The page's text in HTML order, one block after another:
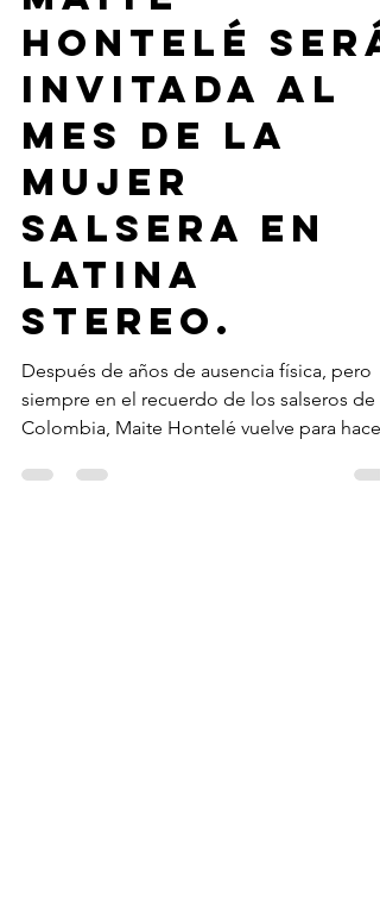
Maite
Hontelé será
invitada al
mes de la
mujer
salsera en
Latina
Stereo.
Después de años de ausencia física, pero
siempre en el recuerdo de los salseros de
parte del mes d